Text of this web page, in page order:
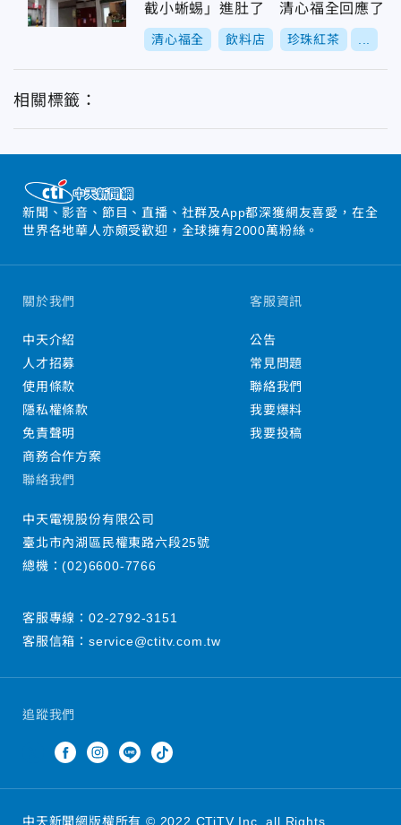
截小蜥蜴」進肚了 清心福全回應了
清心福全 飲料店 珍珠紅茶
相關標籤：
新聞、影音、節目、直播、社群及App都深獲網友喜愛，在全
世界各地華人亦頗受歡迎，全球擁有2000萬粉絲。
追蹤我們
關於我們
中天介紹
人才招募
使用條款
隱私權條款
免責聲明
商務合作方案
客服資訊
公告
常見問題
聯絡我們
我要爆料
我要投稿
聯絡我們
中天電視股份有限公司
臺北市內湖區民權東路六段25號
總機：(02)6600-7766
客服專線： 02-2792-3151
客服信箱： service@ctitv.com.tw
中天新聞網版權所有 © 2022 CTiTV Inc. all Rights